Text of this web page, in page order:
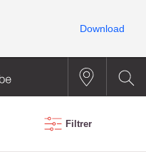
Filtrer
Download